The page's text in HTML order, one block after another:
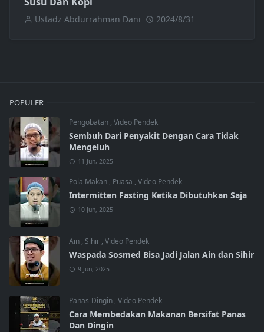
Ustadz Abdurrahman Dani 2024/8/31
POPULER
Pengobatan , Video Pendek
Sembuh Dari Penyakit Dengan Cara Tidak
Mengeluh
11 Jun, 2025
Pola Makan , Puasa , Video Pendek
Intermitten Fasting Ketika Dibutuhkan Saja
10 Jun, 2025
Ain , Sihir , Video Pendek
Waspada Sosmed Bisa Jadi Jalan Ain dan Sihir
9 Jun, 2025
Panas-Dingin , Video Pendek
Cara Membedakan Makanan Bersifat Panas
Dan Dingin